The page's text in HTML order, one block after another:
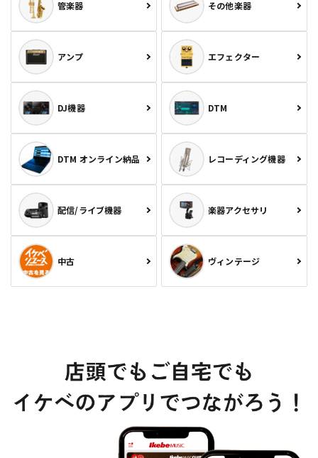
管楽器 その他楽器
アンプ エフェクター
DJ機器 DTM
DTM オンライン納品 レコーディング機器
配信/ライブ機器 楽器アクセサリ
中古 ヴィンテージ